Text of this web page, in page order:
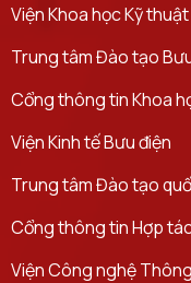
Viện Khoa học Kỹ
Trung tâm Đào tạo
Cổng thông tin Khoa
Viện Kinh tế Bưu điện
Trung tâm Đào tạo
Cổng thông tin Hợp
Viện Công nghệ